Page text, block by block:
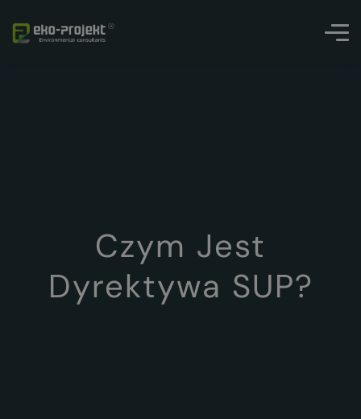
Czym Jest
Dyrektywa SUP?